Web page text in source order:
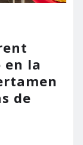
en la
de